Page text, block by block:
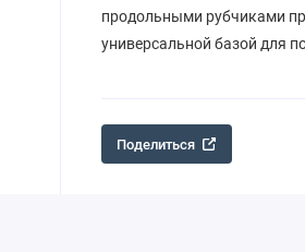
продольными рубчиками
универсальной базой для
Поделиться